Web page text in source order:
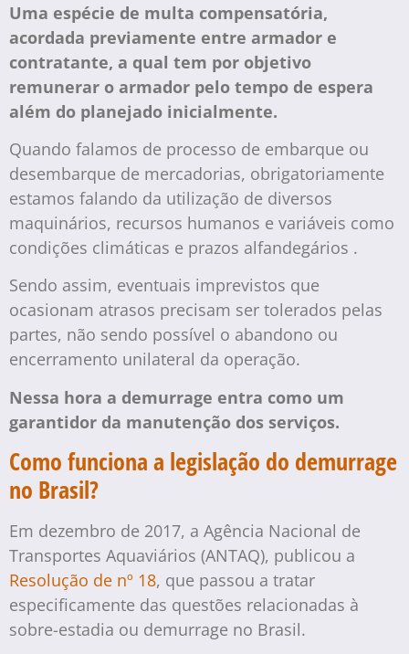
Uma espécie de multa compensatória,
acordada previamente entre armador e
contratante, a qual tem por objetivo
remunerar o armador pelo tempo de espera
além do planejado inicialmente.
Quando falamos de processo de embarque ou
desembarque de mercadorias, obrigatoriamente
estamos falando da utilização de diversos
maquinários, recursos humanos e variáveis como
condições climáticas e prazos alfandegários .
Sendo assim, eventuais imprevistos que
ocasionam atrasos precisam ser tolerados pelas
partes, não sendo possível o abandono ou
encerramento unilateral da operação.
Nessa hora a demurrage entra como um
garantidor da manutenção dos serviços.
Como funciona a legislação do demurrage
no Brasil?
Em dezembro de 2017, a Agência Nacional de
Transportes Aquaviários (ANTAQ), publicou a
Resolução de nº 18, que passou a tratar
especificamente das questões relacionadas à
sobre-estadia ou demurrage no Brasil.